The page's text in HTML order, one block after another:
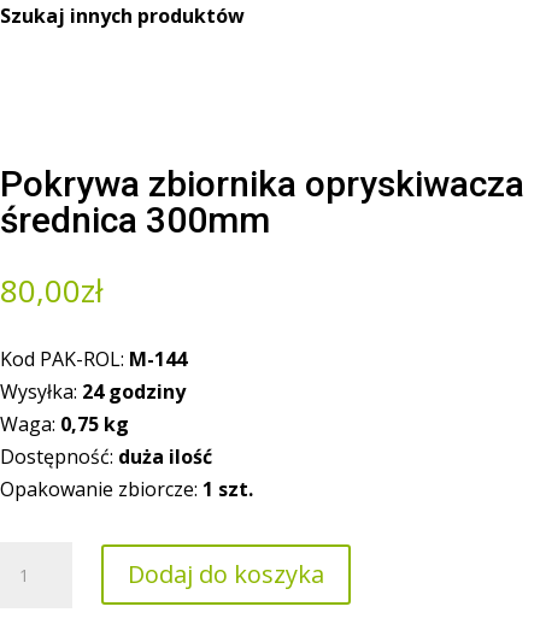
Szukaj innych produktów
Pokrywa zbiornika opryskiwacza
średnica 300mm
80,00zł
Kod PAK-ROL: M-144
Wysyłka: 24 godziny
Waga: 0,75 kg
Dostępność: duża ilość
Opakowanie zbiorcze: 1 szt.
Pokrywa
Dodaj do koszyka